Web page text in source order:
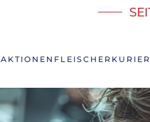
AKTIONEN FLEISCHERKURIER